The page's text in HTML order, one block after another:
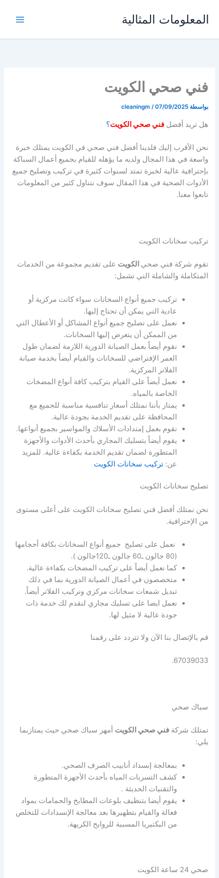
المعلومات المثالية
فني صحي الكويت
بواسطة cleaningm /07/09/2025
هل تريد أفضلفني صحي الكويت؟
نحن الأقرب إليك فلدينا أفضل فني صحي في الكويت يمتلك خبرة
واسعة في هذا المجال ولديه ما يؤهله للقيام بجميع أعمال السباكة
بإحترافية عالية لخبرة تمتد لسنوات كثيرة في تركيب وتصليح جميع
الأدوات الصحية في هذا المقال سوف نتناول كثير من المعلومات
تابعوا معنا.
تركيب سخانات الكويت
تقوم شركة فني صحي الكويت على تقديم مجموعة من الخدمات
المتكاملة والشاملة التي تشمل:
تركيب جميع أنواع السخانات سواء كانت مركزية أو
عادية التي يمكن أن تحتاج إليها.
نعمل على تصليح جميع أنواع المشاكل أو الأعطال التي
من الممكن أن يتعرض إليها السخانات.
نقوم أيضاً بعمل الصيانة الدورية اللازمة لضمان طول
العمر الإفتراضي للسخانات والقيام أيضاً بخدمة صيانة
الفلاتر المركزية.
نعمل أيضاً على القيام بتركيب كافة أنواع المضخات
الخاصة بالمياه.
يمتاز بأننا نمتلك أسعار تنافسية مناسبة للجميع مع
المحافظة على تقديم الخدمة بجودة عالية.
نقوم بعمل إمتدادات الأسلاك والمواسير بجميع أنواعها.
يقوم أيضاً بتسليك المجاري بأحدث الأدوات والأجهزة
المتطورة لضمان تقديم الخدمة بكفاءة عالية. للمزيد
عن:تركيب سخانات الكويت
تصليح سخانات الكويت
نحن نمتلك أفضل فني تصليح سخانات الكويت على أعلى مستوى
من الإحترافية.
نعمل على تصليح جميع أنواع السخانات بكافة أحجامها
(80 جالون ـ60 جالون ـ120جالون ).
كما نعمل أيضاً على تركيب المضخات بكفاءة عالية.
متخصصون في أعمال الصيانة الدورية بما في ذلك
تبديل شمعات سخانات مركزي وتركيب الفلاتر أيضاً.
نعمل ايضا على تسليك مجاري لنقدم لك خدمة ذات
جودة عالية لا مثيل لها.
قم بالإتصال بنا الآن ولا تتردد على رقمنا
67039033.
سباك صحي
تمتلك شركةفني صحي الكويت أمهر سباك صحي حيث يمتازبما
يلي:
بمعالجة إنسداد أنابيب الصرف الصحي.
كشف التسربات المياه بأحدث الأجهزة المتطورة
والتقنيات الحديثة .
يقوم أيضا بتنظيف بلوعات المطابخ والحمامات بمواد
فعالة والقيام بتطهيرها بعد معالجة الإنسدادات للتخلص
من البكتيريا المسببة للروايح الكريهة.
صحي 24 ساعة الكويت